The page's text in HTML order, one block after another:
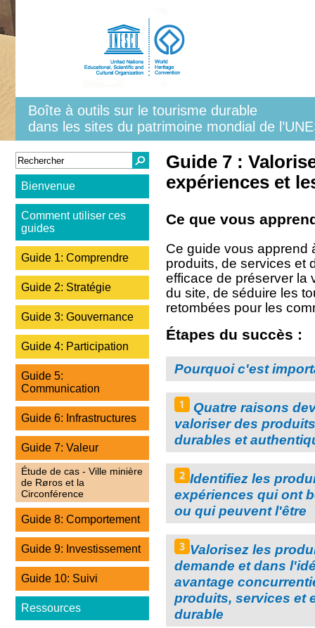
Aller au contenu principal
Boîte à outils sur le tourisme durable
dans les sites du patrimoine mondial de
Formulaire de rechercheRechercher
Bienvenue
Comment utiliser ces
guides
Guide 1: Comprendre
Guide 2: Stratégie
Guide 3: Gouvernance
Guide 4: Participation
Guide 5:
Communication
Guide 6: Infrastructures
Guide 7: Valeur
Étude de cas - Ville minière
de Røros et la
Circonférence
Guide 8: Comportement
Guide 9: Investissement
Guide 10: Suivi
Ressources
Guide 7 :
expériences et
Ce que vous
Ce guide vous apprend
produits, de services et
efficace de préserver la
du site, de séduire les
retombées pour les
Étapes du succès :
Pourquoi c'est
Quatre raisons
valoriser des
durables et
Identifiez les
expériences qui ont
ou qui peuvent l'être
Valorisez les
demande et dans
avantage
produits, services et
durable